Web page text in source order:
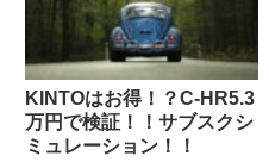
KINTOはお得！？C-HR5.3
万円で検証！！サブスクシ
ミュレーション！！